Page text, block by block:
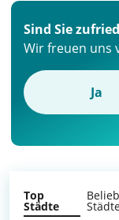
Sind Sie
Wir freuen uns
Ja
Top
Städte